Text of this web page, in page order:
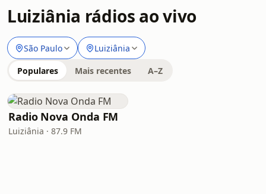
Luiziânia rádios ao vivo
São Paulo Luiziânia
Populares Mais recentes A–Z
Radio Nova Onda FM
Luiziânia · 87.9 FM